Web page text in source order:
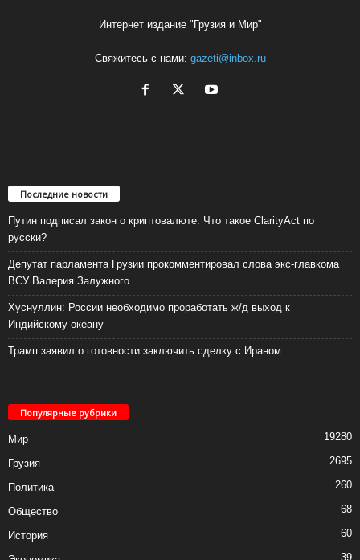
Интернет издание "Грузия и Мир"
Свяжитесь с нами: gazeti@inbox.ru
Последние новости
Путин подписал закон о криптовалюте. Что такое ClarityAct по
русски?
Депутат парламента Грузии прокомментировал слова экс-главкома
ВСУ Валерия Залужного
Хуснуллин: России необходимо проработать ж/д выход к
Индийскому океану
Трамп заявил о готовности заключить сделку с Ираном
Популярные рубрики
Мир 19280
Грузия 2695
Политика 260
Общество 68
История 60
39